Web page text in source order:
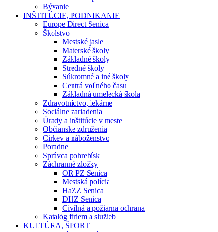
Bývanie
INŠTITÚCIE, PODNIKANIE
Europe Direct Senica
Školstvo
Mestské jasle
Materské školy
Základné školy
Stredné školy
Súkromné a iné školy
Centrá voľného času
Základná umelecká škola
Zdravotníctvo, lekárne
Sociálne zariadenia
Úrady a inštitúcie v meste
Občianske združenia
Cirkev a náboženstvo
Poradne
Správca pohrebísk
Záchranné zložky
OR PZ Senica
Mestská polícia
HaZZ Senica
DHZ Senica
Civilná a požiarna ochrana
Katalóg firiem a služieb
KULTÚRA, ŠPORT